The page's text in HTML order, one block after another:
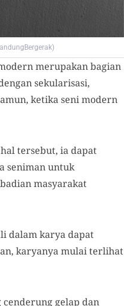
merupakan bagian
sekularisasi,
ketika seni modern
tersebut, ia dapat
seniman untuk
masyarakat
dalam karya dapat
karyanya mulai terlihat
gelap dan